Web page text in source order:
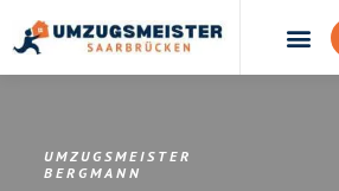
UMZUGSMEISTER
BERGMANN